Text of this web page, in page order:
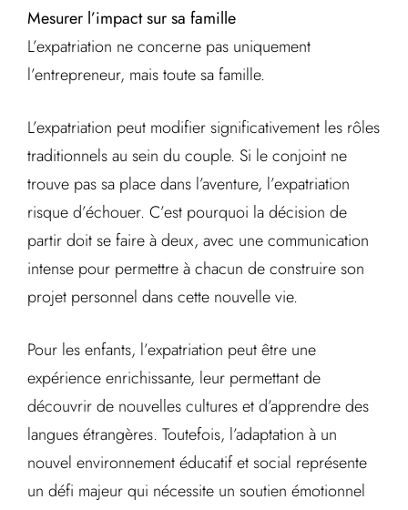
Mesurer l’impact sur sa famille
L’expatriation ne concerne pas uniquement
l’entrepreneur, mais toute sa famille.
L’expatriation peut modifier significativement les rôles
traditionnels au sein du couple. Si le conjoint ne
trouve pas sa place dans l’aventure, l’expatriation
risque d’échouer. C’est pourquoi la décision de
partir doit se faire à deux, avec une communication
intense pour permettre à chacun de construire son
projet personnel dans cette nouvelle vie.
Pour les enfants, l’expatriation peut être une
expérience enrichissante, leur permettant de
découvrir de nouvelles cultures et d’apprendre des
langues étrangères. Toutefois, l’adaptation à un
nouvel environnement éducatif et social représente
un défi majeur qui nécessite un soutien émotionnel